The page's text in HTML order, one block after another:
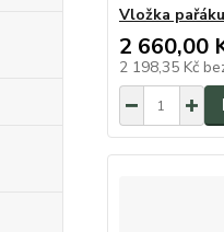
Vložka
2 660,00
2 198,35 Kč